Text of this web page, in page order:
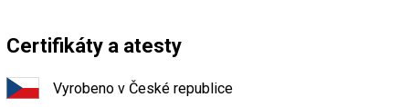
Certifikáty a atesty
Vyrobeno v České republice